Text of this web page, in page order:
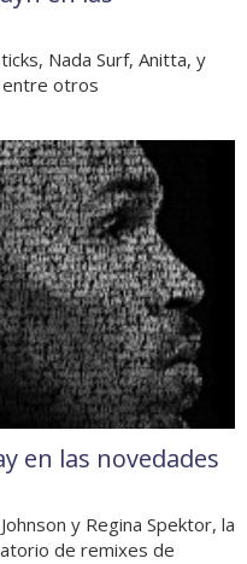
Nada Surf, Anitta, y
entre otros
en las novedades
y Regina Spektor, la
de remixes de